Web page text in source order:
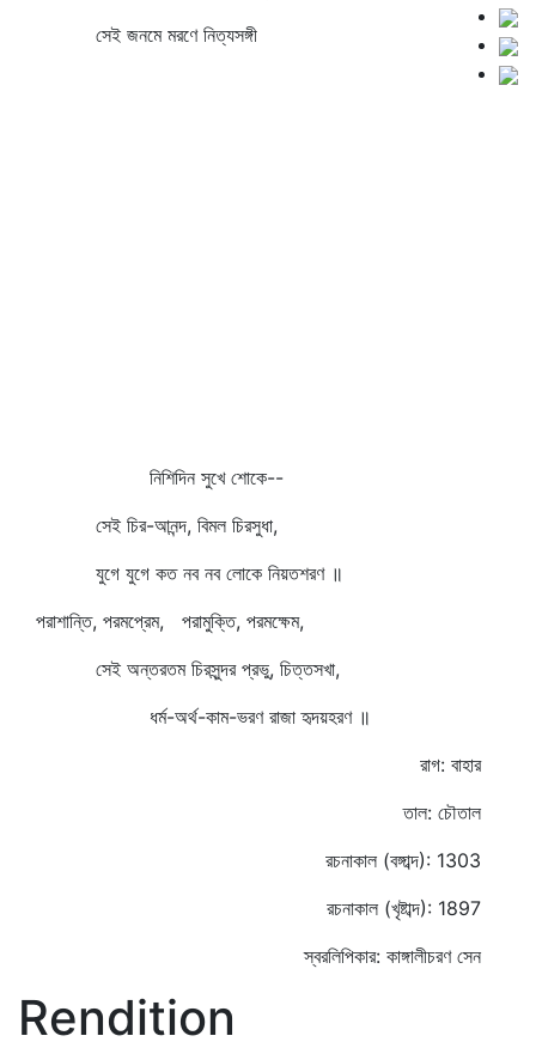
সেই জনমে মরণে নিত্যসঙ্গী
নিশিদিন সুখে শোকে--
সেই চির-আনন্দ, বিমল চিরসুধা,
যুগে যুগে কত নব নব লোকে নিয়তশরণ ॥
পরাশান্তি, পরমপ্রেম, পরামুক্তি, পরমক্ষেম,
সেই অন্তরতম চিরসুন্দর প্রভু, চিত্তসখা,
ধর্ম-অর্থ-কাম-ভরণ রাজা হৃদয়হরণ ॥
রাগ: বাহার
তাল: চৌতাল
রচনাকাল (বঙ্গাব্দ): 1303
রচনাকাল (খৃষ্টাব্দ): 1897
স্বরলিপিকার: কাঙ্গালীচরণ সেন
Rendition